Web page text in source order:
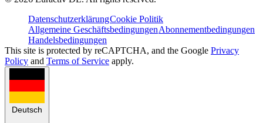
DatenschutzerklärungCookie Politik
Allgemeine GeschäftsbedingungenAbonnementbedingungen
Handelsbedingungen
This site is protected by reCAPTCHA, and the Google Privacy
Policy and Terms of Service apply.
Deutsch